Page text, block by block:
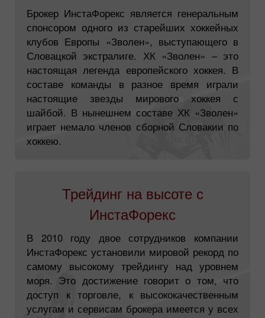
Брокер ИнстаФорекс является генеральным
спонсором одного из старейших хоккейных
клубов Европы «Зволен», выступающего в
Словацкой экстралиге. ХК «Зволен» – это
настоящая легенда европейского хоккея. В
составе команды в разное время играли
настоящие звезды мирового хоккея с
шайбой. В нынешнем составе ХК «Зволен»
играет немало членов сборной Словакии по
хоккею.
Трейдинг на высоте с
ИнстаФорекс
В 2010 году двое сотрудников компании
ИнстаФорекс установили мировой рекорд по
самому высокому трейдингу над уровнем
моря. Это достижение говорит о том, что
доступ к торговле, к высококачественным
услугам и сервисам брокера имеется у всех